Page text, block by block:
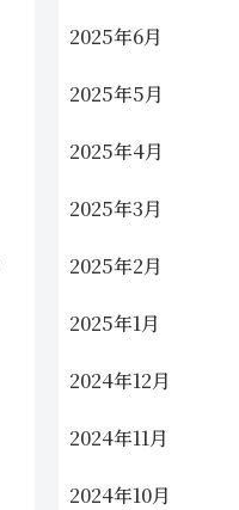
2025年6月
2025年5月
2025年4月
2025年3月
2025年2月
2025年1月
2024年12月
2024年11月
2024年10月